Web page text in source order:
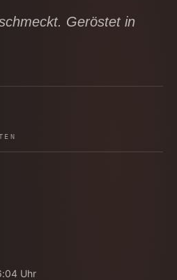
Geröstet in
Uhr